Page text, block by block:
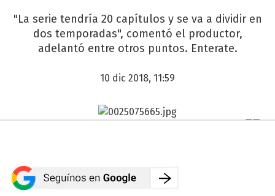
"La serie tendría 20 capítulos y se va a dividir en
dos temporadas", comentó el productor,
adelantó entre otros puntos. Enterate.
10 dic 2018, 11:59